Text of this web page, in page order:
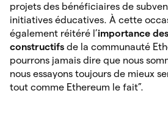
projets des bénéficiaires de
initiatives éducatives. À cette
également réitéré l’importance
constructifs de la communauté
pourrons jamais dire que nous
nous essayons toujours de mieux
tout comme Ethereum le fait”.